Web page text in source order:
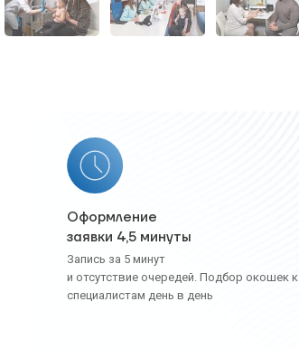
Оформление
заявки 4,5 минуты
Запись за 5 минут
и отсутствие очередей. Подбор окошек к
специалистам день в день